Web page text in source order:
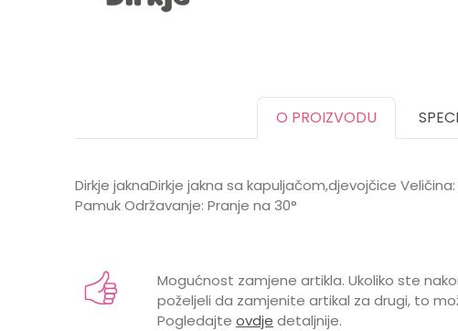
O PROIZVODU
Dirkje jaknaDirkje jakna sa kapuljačom,djevojčice
Pamuk Održavanje: Pranje na 30°
Brend
DIRKJE
Mogućnost zamjene artikla. Ukoliko ste
poželjeli da zamjenite artikal za drugi, to
Pogledajte ovdje detaljnije.